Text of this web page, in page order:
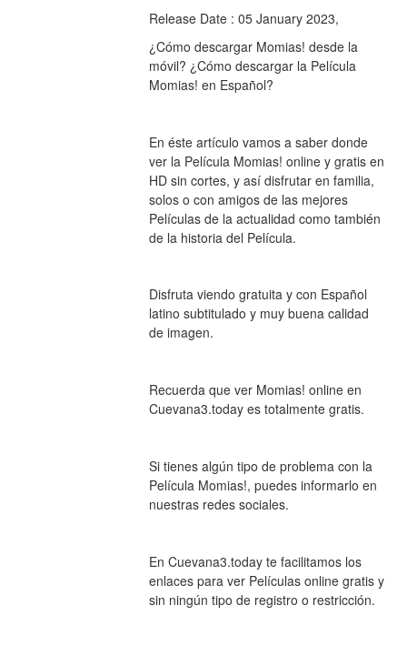
Release Date : 05 January 2023,
¿Cómo descargar Momias! desde la
móvil? ¿Cómo descargar la Película
Momias! en Español?
En éste artículo vamos a saber donde
ver la Película Momias! online y gratis en
HD sin cortes, y así disfrutar en familia,
solos o con amigos de las mejores
Películas de la actualidad como también
de la historia del Película.
Disfruta viendo gratuita y con Español
latino subtitulado y muy buena calidad
de imagen.
Recuerda que ver Momias! online en
Cuevana3.today es totalmente gratis.
Si tienes algún tipo de problema con la
Película Momias!, puedes informarlo en
nuestras redes sociales.
En Cuevana3.today te facilitamos los
enlaces para ver Películas online gratis y
sin ningún tipo de registro o restricción.